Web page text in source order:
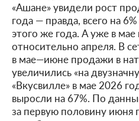
«Ашане» увидели рост
года — правда, всего на
этого же года. А уже в
относительно апреля. В
в мае—июне продажи в
увеличились «на
«Вкусвилле» в мае 2026
выросли на 67%. По
за первую половину июня